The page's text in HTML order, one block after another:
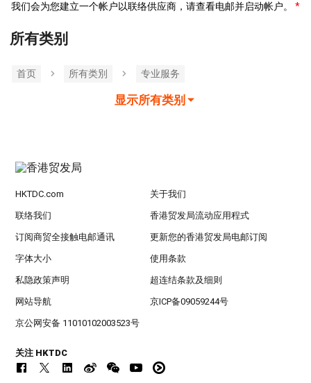
我们会为您建立一个帐户以联络供应商，请查看电邮并启动帐户。
所有类别
首页 所有类別 专业服务
显示所有类别
HKTDC.com 关于我们
联络我们 香港贸发局流动应用程式
订阅商贸全接触电邮通讯 更新您的香港贸发局电邮订阅
字体大小 使用条款
私隐政策声明 超连结条款及细则
网站导航 京ICP备09059244号
京公网安备 11010102003523号
关注 HKTDC